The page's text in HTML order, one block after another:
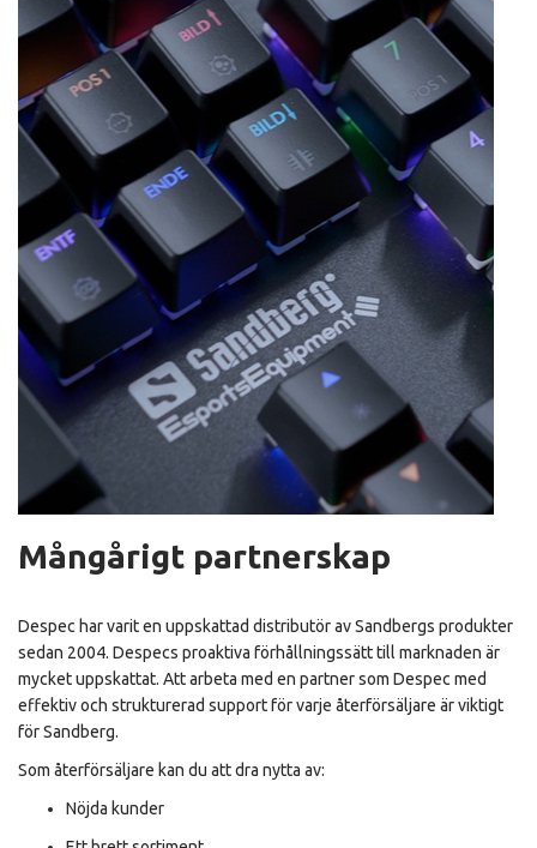
Mångårigt partnerskap
Despec har varit en uppskattad distributör av Sandbergs produkter
sedan 2004. Despecs proaktiva förhållningssätt till marknaden är
mycket uppskattat. Att arbeta med en partner som Despec med
effektiv och strukturerad support för varje återförsäljare är viktigt
för Sandberg.
Som återförsäljare kan du att dra nytta av:
Nöjda kunder